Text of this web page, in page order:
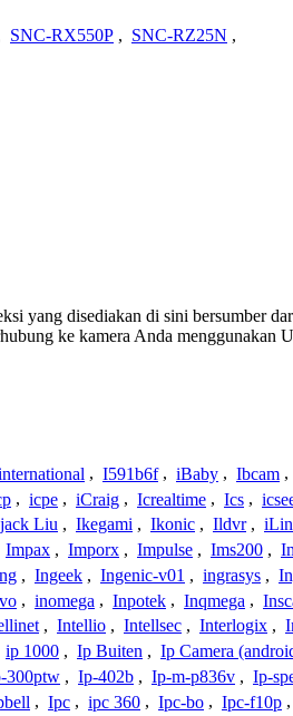
SNC-RX550P , SNC-RZ25N ,
yang disediakan di sini bersumber
ke kamera Anda menggunakan
, I591b6f , iBaby , Ibcam ,
, icpe , iCraig , Icrealtime , Ics ,
Liu , Ikegami , Ikonic , Ildvr ,
Impax , Imporx , Impulse , Ims200 ,
, Ingeek , Ingenic-v01 , ingrasys ,
, inomega , Inpotek , Inqmega ,
, Intellio , Intellsec , Interlogix ,
ip 1000 , Ip Buiten , Ip Camera
300ptw , Ip-402b , Ip-m-p836v , Ip-
, Ipc , ipc 360 , Ipc-bo , Ipc-f10p ,